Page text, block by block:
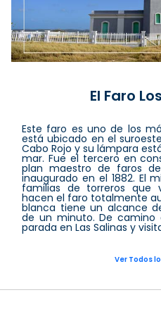
El Faro
Este faro es uno de los
está ubicado en el
Cabo Rojo y su lámpara
mar. Fue el tercero en
plan maestro de faros
inaugurado en el 1882. El
familias de torreros que
hacen el faro totalmente
blanca tiene un alcance
de un minuto. De camino
parada en Las Salinas y
Ver Todos